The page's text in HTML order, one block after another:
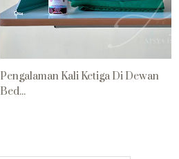
Pengalaman Kali Ketiga Di Dewan
Bed...